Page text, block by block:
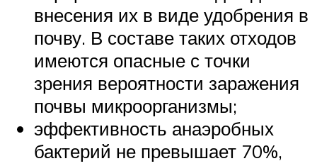
внесения их в виде удобрения в
почву. В составе таких отходов
имеются опасные с точки
зрения вероятности заражения
почвы микроорганизмы;
эффективность анаэробных
бактерий не превышает 70%,